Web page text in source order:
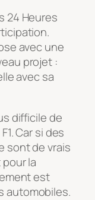
24 Heures
avec une
projet :
avec sa
difficile de
Car si des
sont de vrais
la
est
automobiles.